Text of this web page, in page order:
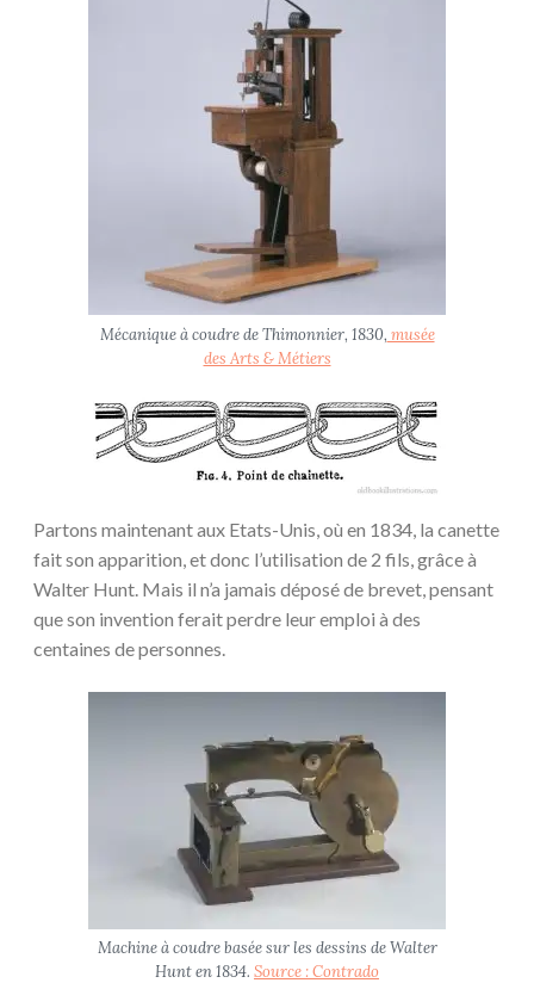
Mécanique à coudre de Thimonnier, 1830, musée
des Arts & Métiers
Partons maintenant aux Etats-Unis, où en 1834, la canette
fait son apparition, et donc l’utilisation de 2 fils, grâce à
Walter Hunt. Mais il n’a jamais déposé de brevet, pensant
que son invention ferait perdre leur emploi à des
centaines de personnes.
Machine à coudre basée sur les dessins de Walter
Hunt en 1834. Source : Contrado